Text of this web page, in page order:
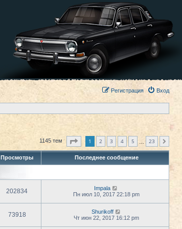
Вход
Регистрация
1145 тем Страница из23
1 2 3 4 5 23
Просмотры Последнее сообщение
202834
Impala
Пн июл 10, 2017 22:18 pm
73918
Shurikoff
Чт июн 22, 2017 16:12 pm